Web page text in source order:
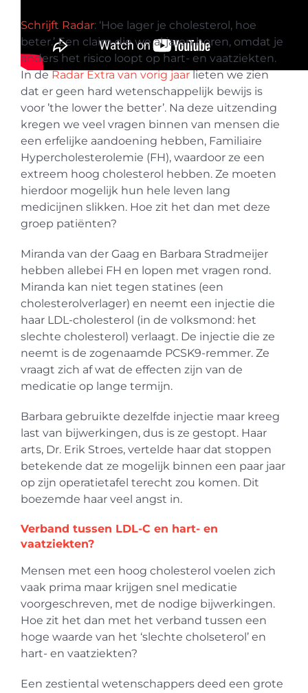
Schrijft Radar: ‘Hoe lager je cholesterol, hoe
beter.’ Een claim die we al jaren horen, omdat je
anders het risico loopt op hart- en vaatziekten.
In de Radar Extra van vorig jaarlieten we zien
dat er geen hard wetenschappelijk bewijs is
voor ’the lower the better’. Na deze uitzending
kregen we veel vragen binnen van mensen die
een erfelijke aandoening hebben, Familiaire
Hypercholesterolemie (FH), waardoor ze een
extreem hoog cholesterol hebben. Ze moeten
hierdoor mogelijk hun hele leven lang
medicijnen slikken. Hoe zit het dan met deze
groep patiënten?
Miranda van der Gaag en Barbara Stradmeijer
hebben allebei FH en lopen met vragen rond.
Miranda kan niet tegen statines (een
cholesterolverlager) en neemt een injectie die
haar LDL-cholesterol (in de volksmond: het
slechte cholesterol) verlaagt. De injectie die ze
neemt is de zogenaamde PCSK9-remmer. Ze
vraagt zich af wat de effecten zijn van de
medicatie op lange termijn.
Barbara gebruikte dezelfde injectie maar kreeg
last van bijwerkingen, dus is ze gestopt. Haar
arts, Dr. Erik Stroes, vertelde haar dat stoppen
betekende dat ze mogelijk binnen een paar jaar
op zijn operatietafel terecht zou komen. Dit
boezemde haar veel angst in.
Verband tussen LDL-C en hart- en
vaatziekten?
Mensen met een hoog cholesterol voelen zich
vaak prima maar krijgen snel medicatie
voorgeschreven, met de nodige bijwerkingen.
Hoe zit het dan met het verband tussen een
hoge waarde van het ‘slechte cholseterol’ en
hart- en vaatziekten?
Een zestiental wetenschappers deed een grote